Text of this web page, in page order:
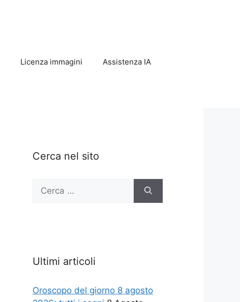
Licenza immagini Assistenza IA
Cerca nel sito
Ricerca
Ultimi articoli
Oroscopo del giorno 8 agosto